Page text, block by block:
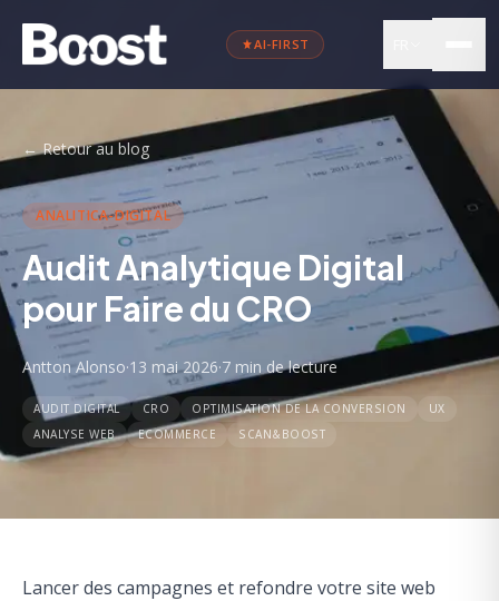
AI-FIRST
←Retour au blog
ANALITICA-DIGITAL
Audit Analytique Digital
pour Faire du CRO
Antton Alonso·13 mai 2026·7 min de lecture
AUDIT DIGITAL CRO OPTIMISATION DE LA CONVERSION
UX
ANALYSE WEB
ECOMMERCE SCAN&BOOST
Lancer des campagnes et refondre votre site web